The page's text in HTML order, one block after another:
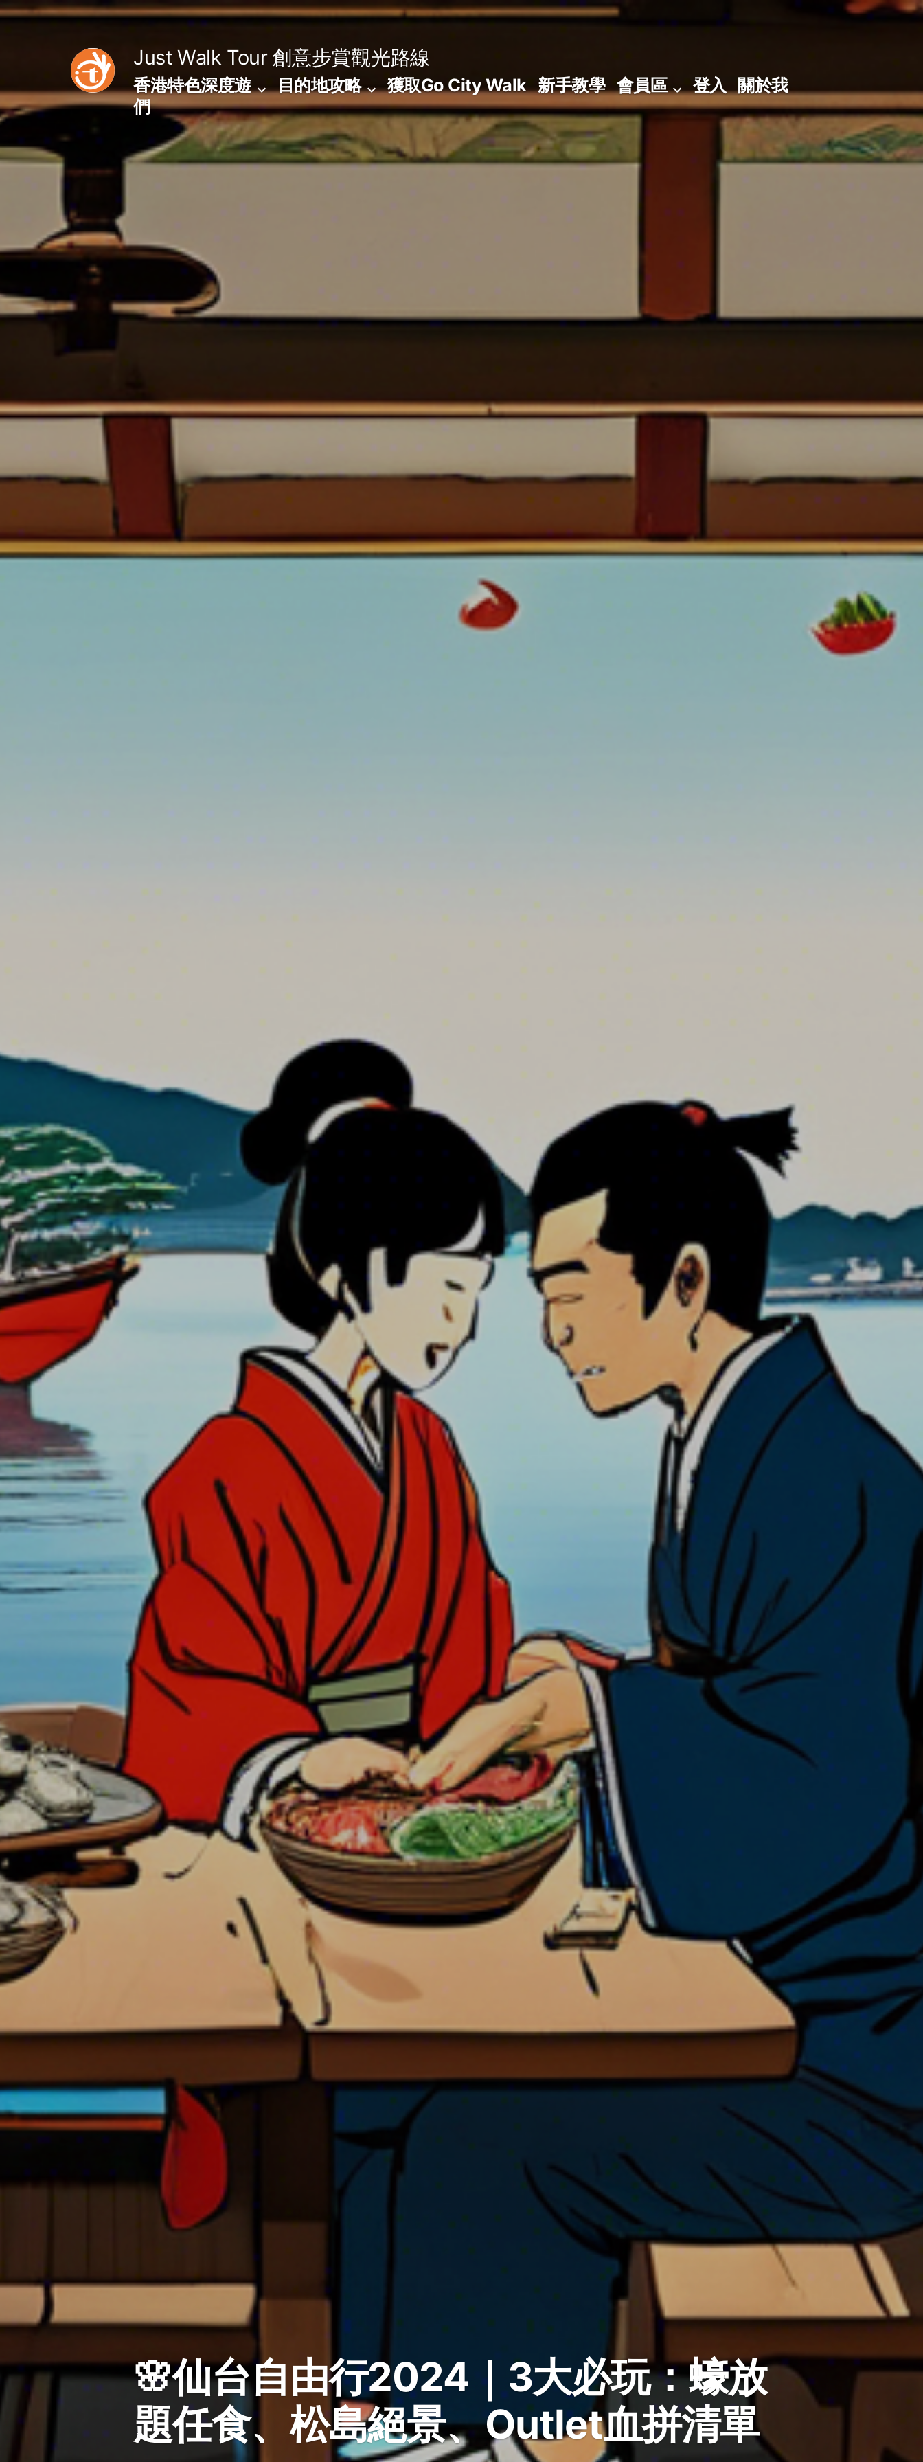
Skip
Just Walk Tour 創意步賞觀光路線
香港特色深度遊 目的地攻略 獲取Go City Walk 新手教學 會員區 登入
關於我
們
🌸仙台自由行2024｜3大必玩：蠔放
題任食、松島絕景、Outlet血拼清單